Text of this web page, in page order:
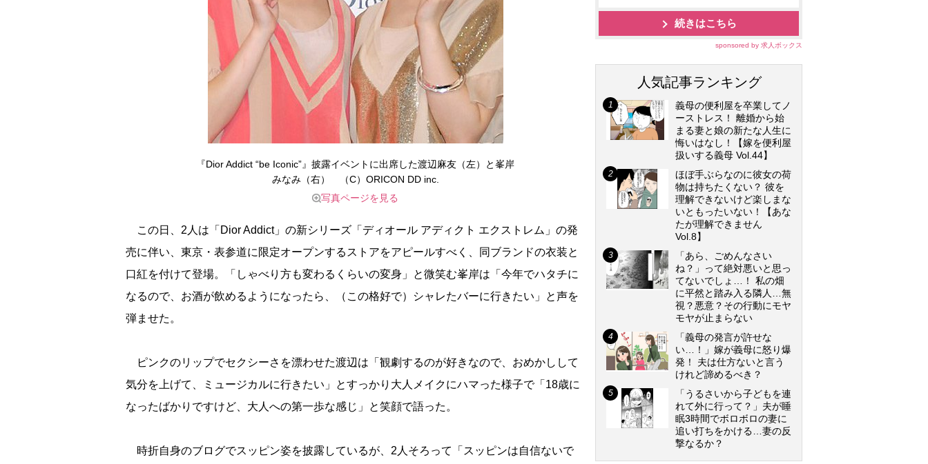
『Dior Addict “be Iconic”』披露イベントに出席した渡辺麻友（左）と峯岸
みなみ（右） （C）ORICON DD inc.
写真ページを見る
この日、2人は「Dior Addict」の新シリーズ「ディオール アディクト エクストレム」の発
売に伴い、東京・表参道に限定オープンするストアをアピールすべく、同ブランドの衣装と
口紅を付けて登場。「しゃべり方も変わるくらいの変身」と微笑む峯岸は「今年でハタチに
なるので、お酒が飲めるようになったら、（この格好で）シャレたバーに行きたい」と声を
弾ませた。
ピンクのリップでセクシーさを漂わせた渡辺は「観劇するのが好きなので、おめかしして
気分を上げて、ミュージカルに行きたい」とすっかり大人メイクにハマった様子で「18歳に
なったばかりですけど、大人への第一歩な感じ」と笑顔で語った。
時折自身のブログでスッピン姿を披露しているが、2人そろって「スッピンは自信ないで
続きはこちら
sponsored by 求人ボックス
人気記事ランキング
義母の便利屋を卒業してノ
ーストレス！ 離婚から始
まる妻と娘の新たな人生に
悔いはなし！【嫁を便利屋
扱いする義母 Vol.44】
ほぼ手ぶらなのに彼女の荷
物は持ちたくない？ 彼を
理解できないけど楽しまな
いともったいない！【あな
たが理解できません
Vol.8】
「あら、ごめんなさい
ね？」って絶対悪いと思っ
てないでしょ…！ 私の畑
に平然と踏み入る隣人…無
視？悪意？その行動にモヤ
モヤが止まらない
「義母の発言が許せな
い…！」嫁が義母に怒り爆
発！ 夫は仕方ないと言う
けれど諦めるべき？
「うるさいから子どもを連
れて外に行って？」夫が睡
眠3時間でボロボロの妻に
追い打ちをかける…妻の反
撃なるか？